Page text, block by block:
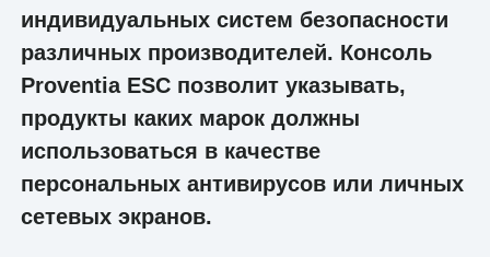
индивидуальных систем безопасности
различных производителей. Консоль
Proventia ESC позволит указывать,
продукты каких марок должны
использоваться в качестве
персональных антивирусов или личных
сетевых экранов.